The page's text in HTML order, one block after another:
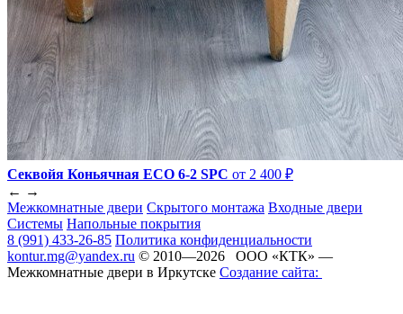
Секвойя Коньячная ЕСО 6-2 SPC от 2 400 ₽
← →
Межкомнатные двери Скрытого монтажа Входные двери
Системы Напольные покрытия
8 (991) 433-26-85 Политика конфиденциальности
kontur.mg@yandex.ru © 2010—2026 ООО «КТК» —
Межкомнатные двери в Иркутске Создание сайта: